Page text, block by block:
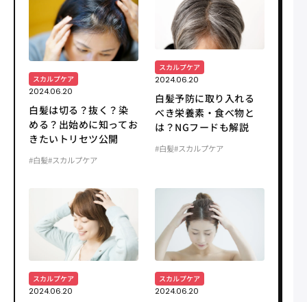
スカルプケア
2024.06.20
白髪は切る？抜く？染
める？出始めに知ってお
きたいトリセツ公開
#白髪#スカルプケア
スカルプケア
2024.06.20
白髪予防に取り入れる
べき栄養素・食べ物と
は？NGフードも解説
#白髪#スカルプケア
スカルプケア
2024.06.20
スカルプケア
2024.06.20